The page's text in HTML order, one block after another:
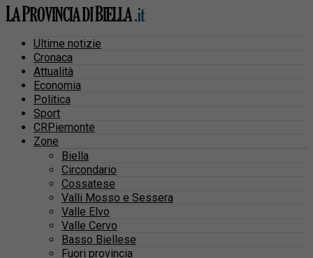
Ultime notizie
Cronaca
Attualità
Economia
Politica
Sport
CRPiemonte
Zone
Biella
Circondario
Cossatese
Valli Mosso e Sessera
Valle Elvo
Valle Cervo
Basso Biellese
Fuori provincia